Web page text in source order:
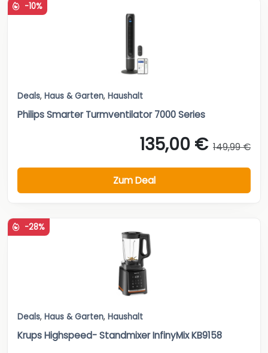
-10%
Deals, Haus & Garten, Haushalt
Philips Smarter Turmventilator 7000 Series
135,00 € 149,99 €
Zum Deal
-28%
Deals, Haus & Garten, Haushalt
Krups Highspeed- Standmixer InfinyMix KB9158